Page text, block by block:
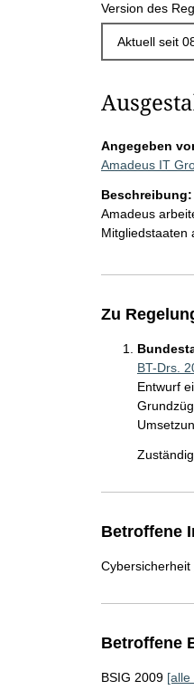
Version des
Angegeben
Amadeus IT
Beschreibung:
Amadeus
Mitgliedstaaten
Zu
BT-Drs.
Entwurf
Betroffene
Cybersicherheit
Betroffene
BSIG 2009 [alle